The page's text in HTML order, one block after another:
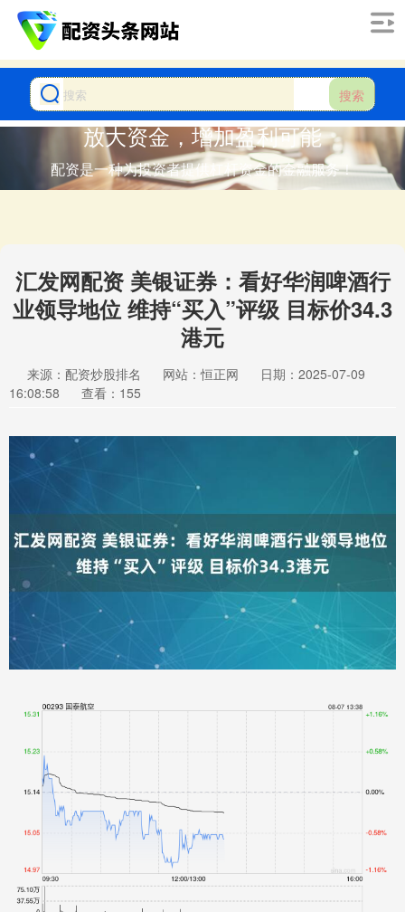
搜索
放大资金，增加盈利可能
配资是一种为投资者提供杠杆资金的金融服务！
汇发网配资 美银证券：看好华润啤酒行
业领导地位 维持“买入”评级 目标价34.3
港元
来源：配资炒股排名 网站：恒正网
日期：2025-07-09
16:08:58
查看：155